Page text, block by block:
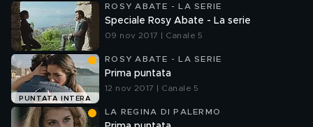
ROSY ABATE - LA SERIE
Speciale Rosy Abate - La serie
09 nov 2017 | Canale 5
PUNTATA INTERA
ROSY ABATE - LA SERIE
Prima puntata
12 nov 2017 | Canale 5
LA REGINA DI PALERMO